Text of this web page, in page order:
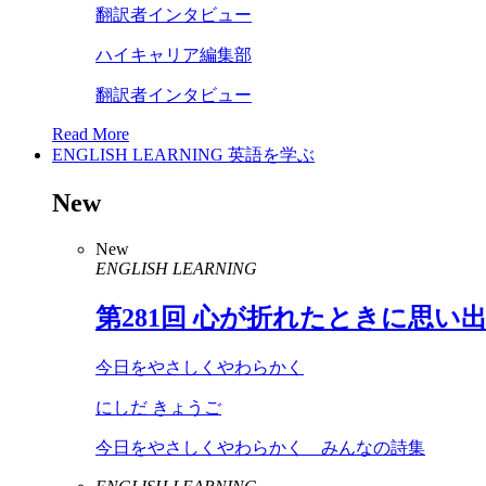
翻訳者インタビュー
ハイキャリア編集部
翻訳者インタビュー
Read More
ENGLISH LEARNING 英語を学ぶ
New
New
ENGLISH LEARNING
第281 回 心が折れたときに思い
今日をやさしくやわらかく
にしだ きょうご
今日をやさしくやわらかく みんなの詩集